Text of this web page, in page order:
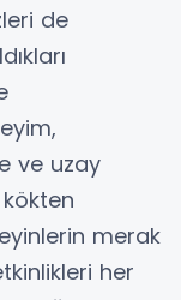
de
ve uzay
kökten
merak
her